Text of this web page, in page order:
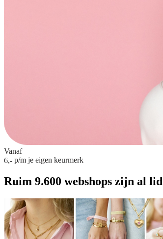
Vanaf
6,- p/m je eigen keurmerk
Ruim 9.600 webshops zijn al lid